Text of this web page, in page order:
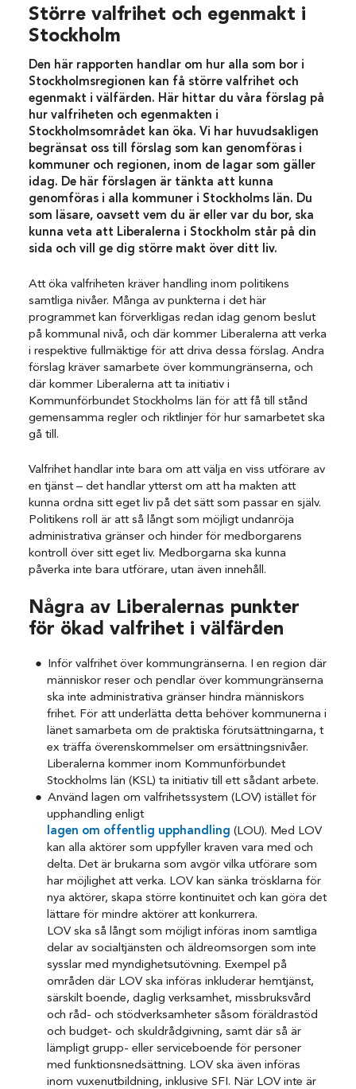
Större valfrihet och egenmakt i
Stockholm
Den här rapporten handlar om hur alla som bor i
Stockholmsregionen kan få större valfrihet och
egenmakt i välfärden. Här hittar du våra förslag på
hur valfriheten och egenmakten i
Stockholmsområdet kan öka. Vi har huvudsakligen
begränsat oss till förslag som kan genomföras i
kommuner och regionen, inom de lagar som gäller
idag. De här förslagen är tänkta att kunna
genomföras i alla kommuner i Stockholms län. Du
som läsare, oavsett vem du är eller var du bor, ska
kunna veta att Liberalerna i Stockholm står på din
sida och vill ge dig större makt över ditt liv.
Att öka valfriheten kräver handling inom politikens
samtliga nivåer. Många av punkterna i det här
programmet kan förverkligas redan idag genom beslut
på kommunal nivå, och där kommer Liberalerna att verka
i respektive fullmäktige för att driva dessa förslag. Andra
förslag kräver samarbete över kommungränserna, och
där kommer Liberalerna att ta initiativ i
Kommunförbundet Stockholms län för att få till stånd
gemensamma regler och riktlinjer för hur samarbetet ska
gå till.
Valfrihet handlar inte bara om att välja en viss utförare av
en tjänst – det handlar ytterst om att ha makten att
kunna ordna sitt eget liv på det sätt som passar en själv.
Politikens roll är att så långt som möjligt undanröja
administrativa gränser och hinder för medborgarens
kontroll över sitt eget liv. Medborgarna ska kunna
påverka inte bara utförare, utan även innehåll.
Några av Liberalernas punkter
för ökad valfrihet i välfärden
Inför valfrihet över kommungränserna. I en region där
människor reser och pendlar över kommungränserna
ska inte administrativa gränser hindra människors
frihet. För att underlätta detta behöver kommunerna i
länet samarbeta om de praktiska förutsättningarna, t
ex träffa överenskommelser om ersättningsnivåer.
Liberalerna kommer inom Kommunförbundet
Stockholms län (KSL) ta initiativ till ett sådant arbete.
Använd lagen om valfrihetssystem (LOV) istället för
upphandling enligt
lagen om offentlig upphandling (LOU). Med LOV
kan alla aktörer som uppfyller kraven vara med och
delta. Det är brukarna som avgör vilka utförare som
har möjlighet att verka. LOV kan sänka trösklarna för
nya aktörer, skapa större kontinuitet och kan göra det
lättare för mindre aktörer att konkurrera.
LOV ska så långt som möjligt införas inom samtliga
delar av socialtjänsten och äldreomsorgen som inte
sysslar med myndighetsutövning. Exempel på
områden där LOV ska införas inkluderar hemtjänst,
särskilt boende, daglig verksamhet, missbruksvård
och råd- och stödverksamheter såsom föräldrastöd
och budget- och skuldrådgivning, samt där så är
lämpligt grupp- eller serviceboende för personer
med funktionsnedsättning. LOV ska även införas
inom vuxenutbildning, inklusive SFI. När LOV inte är